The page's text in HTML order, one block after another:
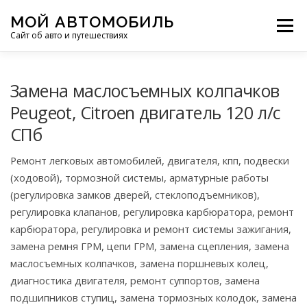
содержимому
МОЙ АВТОМОБИЛЬ
Сайт об авто и путешествиях
Меню
МОТОЦИКЛЫ
ФОТООТЧЕТЫ ОСТАЛЬНОЕ
Замена маслосъемных колпачков
Peugeot, Citroen двигатель 120 л/с
СПб
Ремонт легковых автомобилей, двигателя, кпп, подвески
(ходовой), тормозной системы, арматурные работы
(регулировка замков дверей, стеклоподъемников),
регулировка клапанов, регулировка карбюратора, ремонт
карбюратора, регулировка и ремонт системы зажигания,
замена ремня ГРМ, цепи ГРМ, замена сцепления, замена
маслосъемных колпачков, замена поршневых колец,
диагностика двигателя, ремонт суппортов, замена
подшипников ступиц, замена тормозных колодок, замена